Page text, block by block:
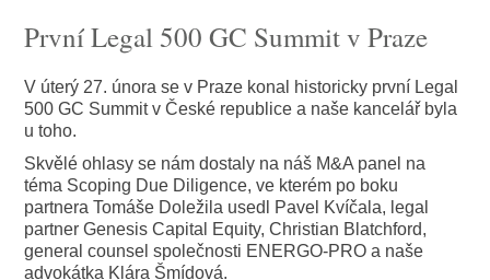
První Legal 500 GC Summit v Praze
V úterý 27. února se v Praze konal historicky první Legal
500 GC Summit v České republice a naše kancelář byla
u toho.
Skvělé ohlasy se nám dostaly na náš M&A panel na
téma Scoping Due Diligence, ve kterém po boku
partnera Tomáše Doležila usedl Pavel Kvíčala, legal
partner Genesis Capital Equity, Christian Blatchford,
general counsel společnosti ENERGO-PRO a naše
advokátka Klára Šmídová.